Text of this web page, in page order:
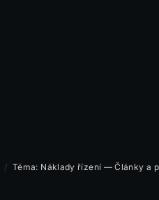
/ Téma: Náklady řízení — Články a